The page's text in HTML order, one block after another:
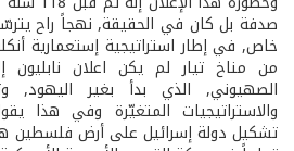
صدفة بل كان في الحقيقة, نهجاً راح
خاص, في إطار استراتيجية إستعمارية
من مناخ تيار لم يكن اعلان نابليون
الصهيوني, الذي بدأ بغير اليهود,
والاستراتيجيات المتغيّرة وفي هذا
تشكيل دولة إسرائيل على أرض فلسطين